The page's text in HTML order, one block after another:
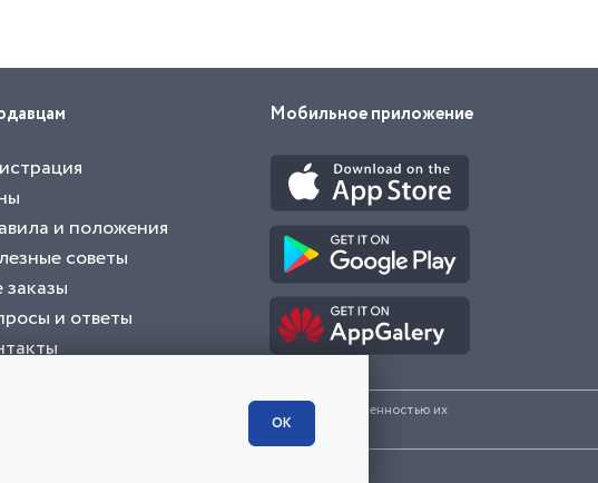
и положения
советы
заказы
и ответы
Мобильное приложение
торговые марки представленные на сайте являются собственностью их
ОК